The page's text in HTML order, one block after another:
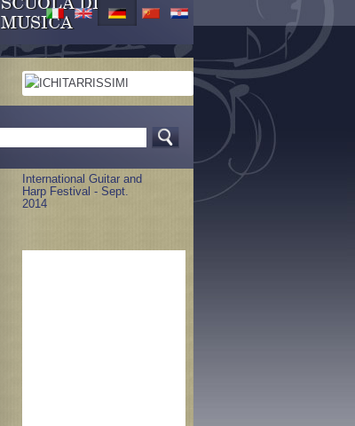
MUSICA
International Guitar and
Harp Festival - Sept.
2014